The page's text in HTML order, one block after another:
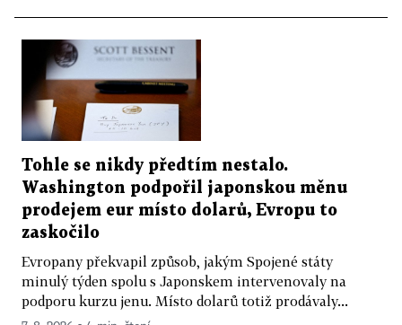
Tohle se nikdy předtím nestalo.
Washington podpořil japonskou měnu
prodejem eur místo dolarů, Evropu to
zaskočilo
Evropany překvapil způsob, jakým Spojené státy
minulý týden spolu s Japonskem intervenovaly na
podporu kurzu jenu. Místo dolarů totiž prodávaly...